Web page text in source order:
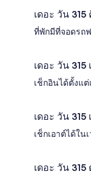
เดอะ วัน
ที่พักมีที่จอดรถ
เดอะ วัน
เช็กอินได้ตั้งแต่
เดอะ วัน 315
เช็กเอาต์ได้ใน
เดอะ วัน